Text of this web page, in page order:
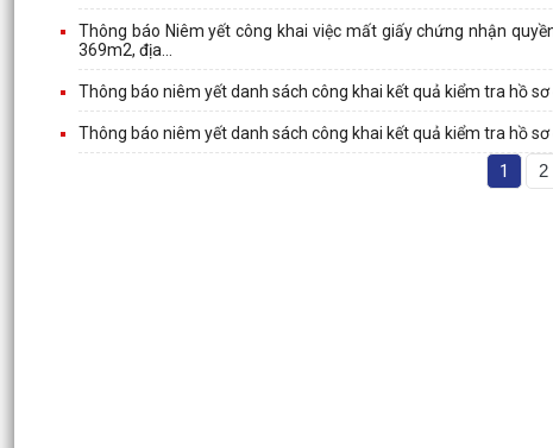
Thông báo Niêm yết công khai việc mất giấy chứng nhận
369m2, địa...
Thông báo niêm yết danh sách công khai kết quả kiểm tra hồ
Thông báo niêm yết danh sách công khai kết quả kiểm tra hồ
1 2